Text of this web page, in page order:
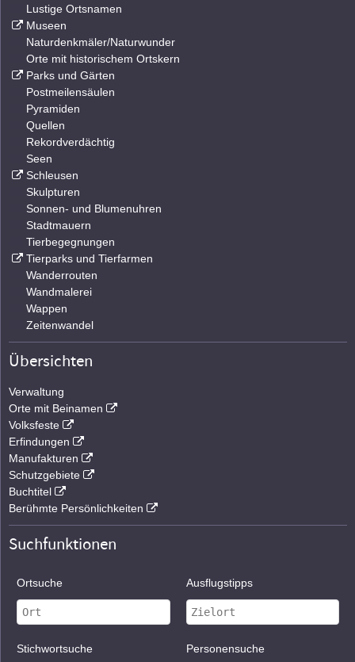
Lustige Ortsnamen
Museen
Naturdenkmäler/Naturwunder
Orte mit historischem Ortskern
Parks und Gärten
Postmeilensäulen
Pyramiden
Quellen
Rekordverdächtig
Seen
Schleusen
Skulpturen
Sonnen- und Blumenuhren
Stadtmauern
Tierbegegnungen
Tierparks und Tierfarmen
Wanderrouten
Wandmalerei
Wappen
Zeitenwandel
Übersichten
Verwaltung
Orte mit Beinamen
Volksfeste
Erfindungen
Manufakturen
Schutzgebiete
Buchtitel
Berühmte Persönlichkeiten
Suchfunktionen
Ortsuche Ausflugstipps
Stichwortsuche Personensuche